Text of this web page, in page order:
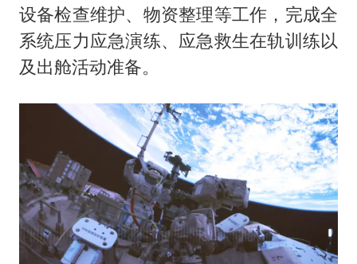
设备检查维护、物资整理等工作，完成全
系统压力应急演练、应急救生在轨训练以
及出舱活动准备。